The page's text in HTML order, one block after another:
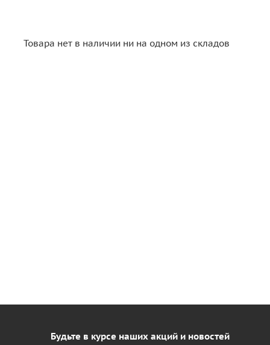
Товара нет в наличии ни на одном из складов
Будьте в курсе наших акций и новостей